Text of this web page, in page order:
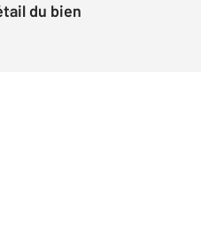
du bien